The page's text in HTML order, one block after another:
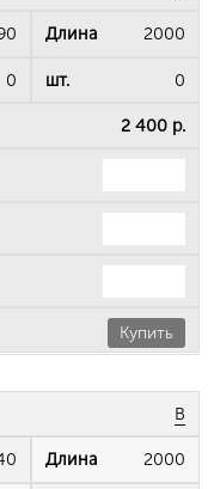
2000
0 0
2 400 р.
Купить
B
2000